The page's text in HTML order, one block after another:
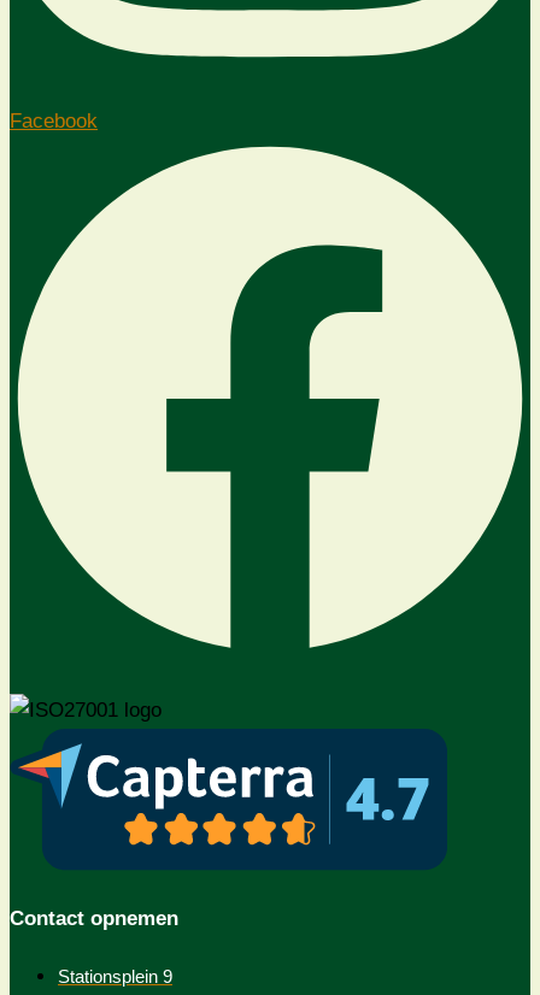
Facebook
Contact opnemen
Stationsplein 9